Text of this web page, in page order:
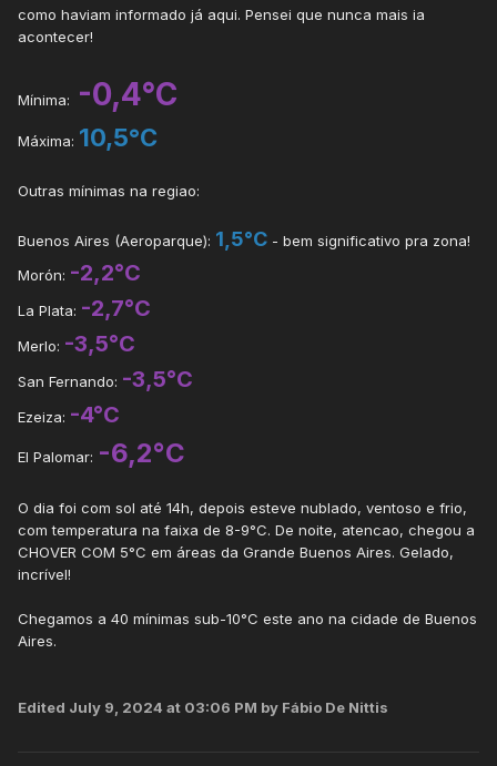
como haviam informado já aqui. Pensei que nunca mais ia
acontecer!
Mínima: -0,4°C
Máxima: 10,5°C
Outras mínimas na regiao:
Buenos Aires (Aeroparque): 1,5°C - bem significativo pra zona!
Morón: -2,2°C
La Plata: -2,7°C
Merlo: -3,5°C
San Fernando: -3,5°C
Ezeiza: -4°C
El Palomar: -6,2°C
O dia foi com sol até 14h, depois esteve nublado, ventoso e frio,
com temperatura na faixa de 8-9°C. De noite, atencao, chegou a
CHOVER COM 5°C em áreas da Grande Buenos Aires. Gelado,
incrível!
Chegamos a 40 mínimas sub-10°C este ano na cidade de Buenos
Aires.
Edited July 9, 2024 at 03:06 PM by Fábio De Nittis